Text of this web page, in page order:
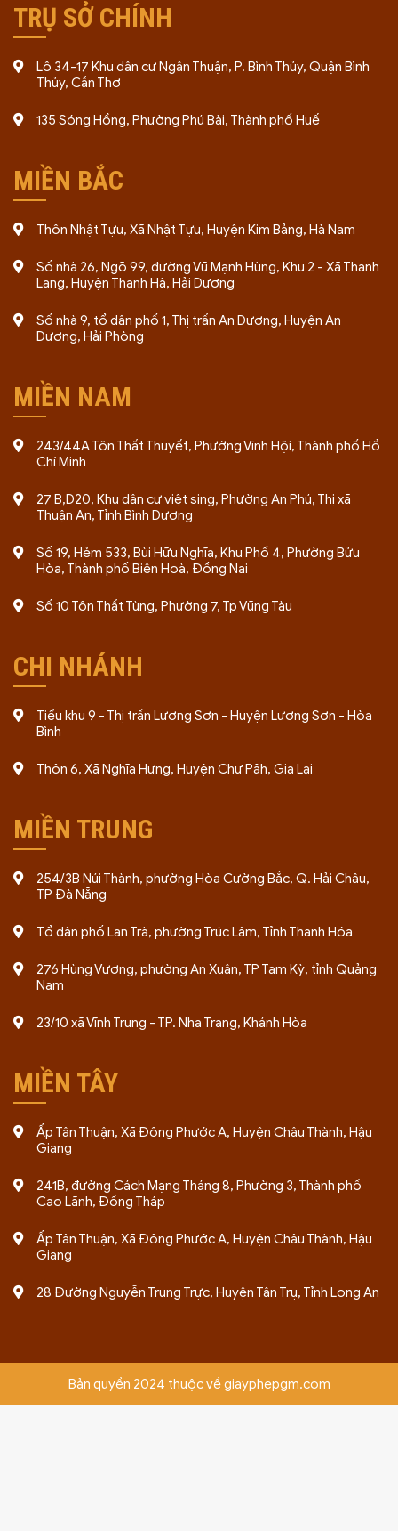
TRỤ SỞ CHÍNH
Lô 34-17 Khu dân cư Ngân Thuận, P. Bình Thủy, Quận Bình
Thủy, Cần Thơ
135 Sóng Hồng, Phường Phú Bài, Thành phố Huế
MIỀN BẮC
Thôn Nhật Tựu, Xã Nhật Tựu, Huyện Kim Bảng, Hà Nam
Số nhà 26, Ngõ 99, đường Vũ Mạnh Hùng, Khu 2 - Xã Thanh
Lang, Huyện Thanh Hà, Hải Dương
Số nhà 9, tổ dân phố 1, Thị trấn An Dương, Huyện An
Dương, Hải Phòng
MIỀN NAM
243/44A Tôn Thất Thuyết, Phường Vĩnh Hội, Thành phố Hồ
Chí Minh
27 B,D20, Khu dân cư việt sing, Phường An Phú, Thị xã
Thuận An, Tỉnh Bình Dương
Số 19, Hẻm 533, Bùi Hữu Nghĩa, Khu Phố 4, Phường Bửu
Hòa, Thành phố Biên Hoà, Đồng Nai
Số 10 Tôn Thất Tùng, Phường 7, Tp Vũng Tàu
CHI NHÁNH
Tiểu khu 9 - Thị trấn Lương Sơn - Huyện Lương Sơn - Hòa
Bình
Thôn 6, Xã Nghĩa Hưng, Huyện Chư Păh, Gia Lai
MIỀN TRUNG
254/3B Núi Thành, phường Hòa Cường Bắc, Q. Hải Châu,
TP Đà Nẵng
Tổ dân phố Lan Trà, phường Trúc Lâm, Tỉnh Thanh Hóa
276 Hùng Vương, phường An Xuân, TP Tam Kỳ, tỉnh Quảng
Nam
23/10 xã Vĩnh Trung - TP. Nha Trang, Khánh Hòa
MIỀN TÂY
Ấp Tân Thuận, Xã Đông Phước A, Huyện Châu Thành, Hậu
Giang
241B, đường Cách Mạng Tháng 8, Phường 3, Thành phố
Cao Lãnh, Đồng Tháp
Ấp Tân Thuận, Xã Đông Phước A, Huyện Châu Thành, Hậu
Giang
28 Đường Nguyễn Trung Trực, Huyện Tân Trụ, Tỉnh Long An
Bản quyền 2024 thuộc về giayphepgm.com